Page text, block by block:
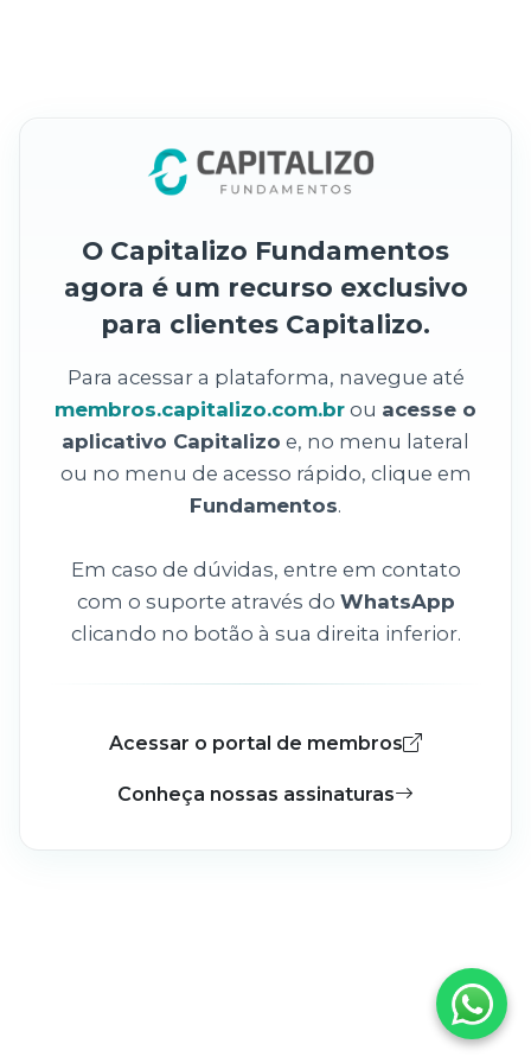
O Capitalizo Fundamentos
agora é um recurso exclusivo
para clientes Capitalizo.
Para acessar a plataforma, navegue até
membros.capitalizo.com.br ou acesse o
aplicativo Capitalizo e, no menu lateral
ou no menu de acesso rápido, clique em
Fundamentos.
Em caso de dúvidas, entre em contato
com o suporte através do WhatsApp
clicando no botão à sua direita inferior.
Acessar o portal de membros
Conheça nossas assinaturas